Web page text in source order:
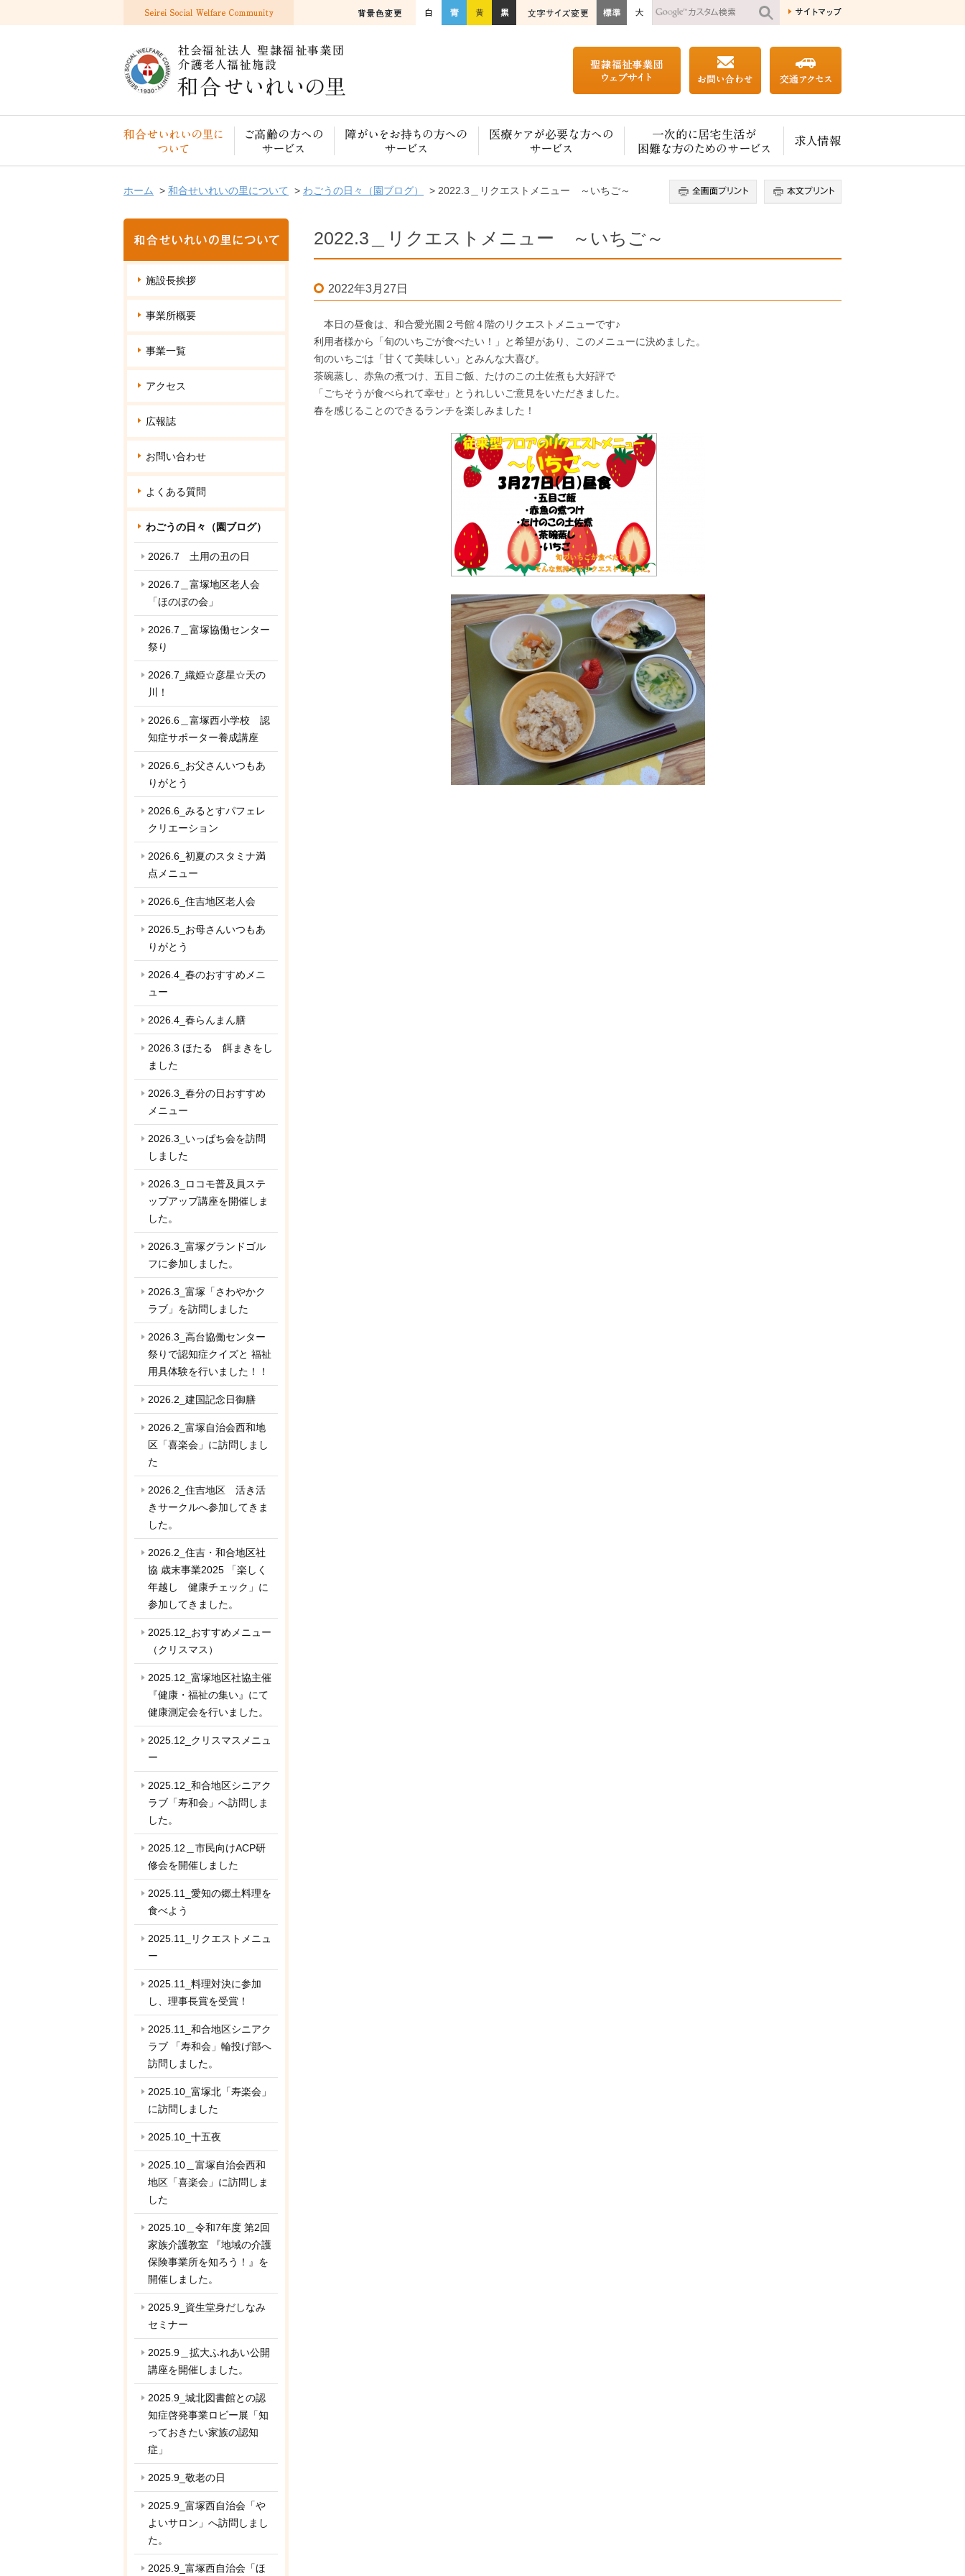
ホーム > 和合せいれいの里について > わごうの日々（園ブログ） > 2022.3＿リクエストメニュー ～いちご～
2022.3＿リクエストメニュー ～いちご～
2022年3月27日
本日の昼食は、和合愛光園２号館４階のリクエストメニューです♪
利用者様から「旬のいちごが食べたい！」と希望があり、このメニューに決めました。
旬のいちごは「甘くて美味しい」とみんな大喜び。
茶碗蒸し、赤魚の煮つけ、五目ご飯、たけのこの土佐煮も大好評で
「ごちそうが食べられて幸せ」とうれしいご意見をいただきました。
春を感じることのできるランチを楽しみました！
施設長挨拶
事業所概要
事業一覧
アクセス
広報誌
お問い合わせ
よくある質問
わごうの日々（園ブログ）
2026.7 土用の丑の日
2026.7＿富塚地区老人会
「ほのぼの会」
2026.7＿富塚協働センター
祭り
2026.7_織姫☆彦星☆天の
川！
2026.6＿富塚西小学校 認
知症サポーター養成講座
2026.6_お父さんいつもあ
りがとう
2026.6_みるとすパフェレ
クリエーション
2026.6_初夏のスタミナ満
点メニュー
2026.6_住吉地区老人会
2026.5_お母さんいつもあ
りがとう
2026.4_春のおすすめメニ
ュー
2026.4_春らんまん膳
2026.3 ほたる 餌まきをし
ました
2026.3_春分の日おすすめ
メニュー
2026.3_いっぱち会を訪問
しました
2026.3_ロコモ普及員ステ
ップアップ講座を開催しま
した。
2026.3_富塚グランドゴル
フに参加しました。
2026.3_富塚「さわやかク
ラブ」を訪問しました
2026.3_高台協働センター
祭りで認知症クイズと 福祉
用具体験を行いました！！
2026.2_建国記念日御膳
2026.2_富塚自治会西和地
区「喜楽会」に訪問しまし
た
2026.2_住吉地区 活き活
きサークルへ参加してきま
した。
2026.2_住吉・和合地区社
協 歳末事業2025 「楽しく
年越し 健康チェック」に
参加してきました。
2025.12_おすすめメニュー
（クリスマス）
2025.12_富塚地区社協主催
『健康・福祉の集い』にて
健康測定会を行いました。
2025.12_クリスマスメニュ
ー
2025.12_和合地区シニアク
ラブ「寿和会」へ訪問しま
した。
2025.12＿市民向けACP研
修会を開催しました
2025.11_愛知の郷土料理を
食べよう
2025.11_リクエストメニュ
ー
2025.11_料理対決に参加
し、理事長賞を受賞！
2025.11_和合地区シニアク
ラブ 「寿和会」輪投げ部へ
訪問しました。
2025.10_富塚北「寿楽会」
に訪問しました
2025.10_十五夜
2025.10＿富塚自治会西和
地区「喜楽会」に訪問しま
した
2025.10＿令和7年度 第2回
家族介護教室 『地域の介護
保険事業所を知ろう！』を
開催しました。
2025.9_資生堂身だしなみ
セミナー
2025.9＿拡大ふれあい公開
講座を開催しました。
2025.9_城北図書館との認
知症啓発事業ロビー展「知
っておきたい家族の認知
症」
2025.9_敬老の日
2025.9_富塚西自治会「や
よいサロン」へ訪問しまし
た。
2025.9_富塚西自治会「ほ